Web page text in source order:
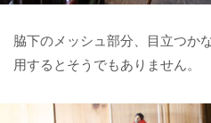
脇下のメッシュ部分、目立つか
用するとそうでもありません。